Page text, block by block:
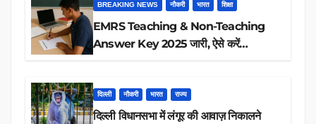
BREAKING NEWS नौकरी भारत शिक्षा
EMRS Teaching & Non-Teaching
Answer Key 2025 जारी, ऐसे करें
दिल्ली नौकरी भारत राज्य
दिल्ली विधानसभा में लंगूर की आवाज़ निकालने